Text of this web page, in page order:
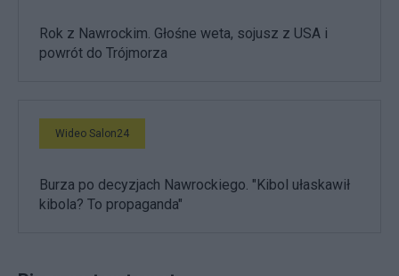
Rok z Nawrockim. Głośne weta, sojusz z USA i
powrót do Trójmorza
Wideo Salon24
Burza po decyzjach Nawrockiego. "Kibol ułaskawił
kibola? To propaganda"